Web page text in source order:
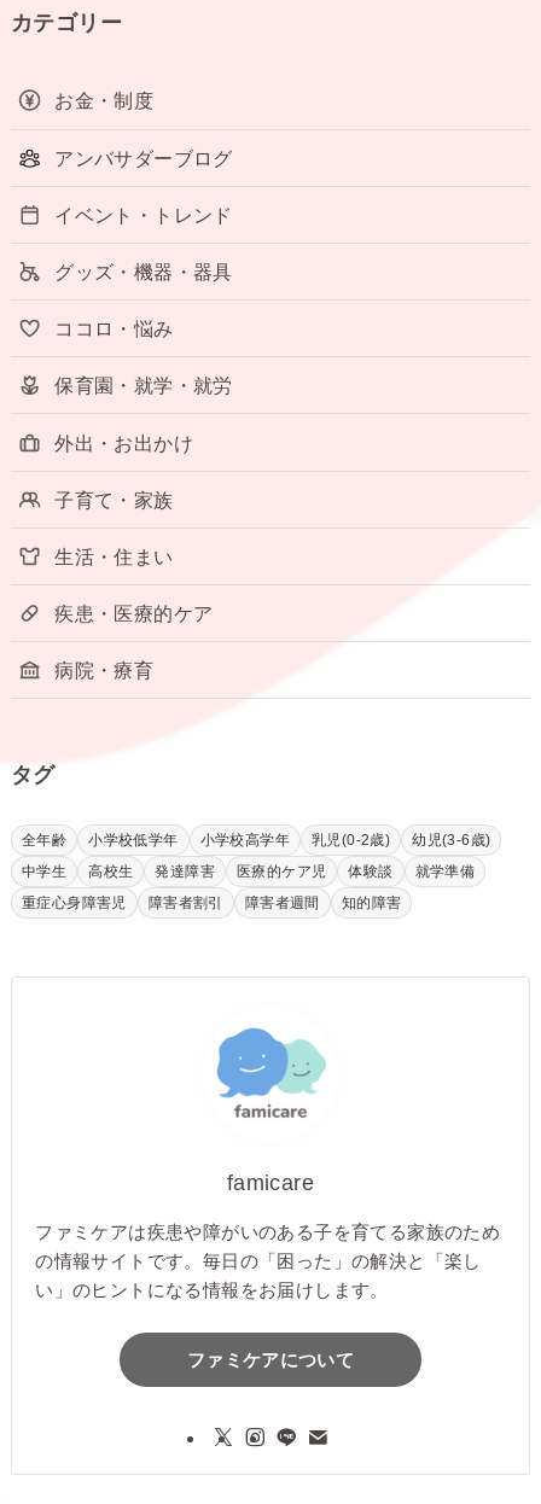
カテゴリー
お金・制度
アンバサダーブログ
イベント・トレンド
グッズ・機器・器具
ココロ・悩み
保育園・就学・就労
外出・お出かけ
子育て・家族
生活・住まい
疾患・医療的ケア
病院・療育
タグ
全年齢 小学校低学年 小学校高学年 乳児(0-2歳)
幼児(3-6歳)
中学生
高校生 発達障害 医療的ケア児 体験談
就学準備
重症心身障害児
障害者割引 障害者週間 知的障害
famicare
ファミケアは疾患や障がいのある子を育てる家族のため
の情報サイトです。毎日の「困った」の解決と「楽し
い」のヒントになる情報をお届けします。
ファミケアについて